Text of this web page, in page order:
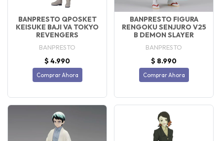
BANPRESTO QPOSKET
KEISUKE BAJI VA TOKYO
REVENGERS
BANPRESTO
$ 4.990
Comprar Ahora
BANPRESTO FIGURA
RENGOKU SENJURO V25
B DEMON SLAYER
BANPRESTO
$ 8.990
Comprar Ahora